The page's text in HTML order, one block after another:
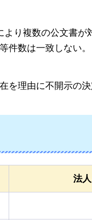
り複数の公文書
件数は一致しない。
を理由に不開示の決
法